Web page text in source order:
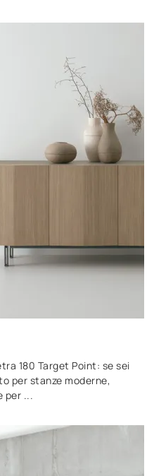
180 Target Point: se sei
per stanze moderne,
per ...